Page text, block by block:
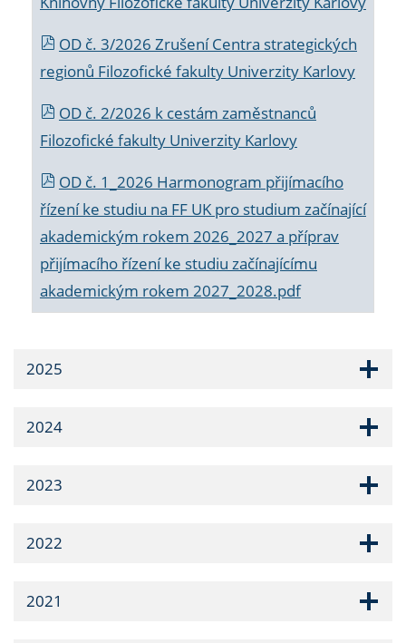
OD č. 3/2026 Zrušení Centra strategických
regionů Filozofické fakulty Univerzity Karlovy
OD č. 2/2026 k cestám zaměstnanců
Filozofické fakulty Univerzity Karlovy
OD č. 1_2026 Harmonogram přijímacího
řízení ke studiu na FF UK pro studium začínající
akademickým rokem 2026_2027 a příprav
přijímacího řízení ke studiu začínajícímu
akademickým rokem 2027_2028.pdf
2025
2024
2023
2022
2021